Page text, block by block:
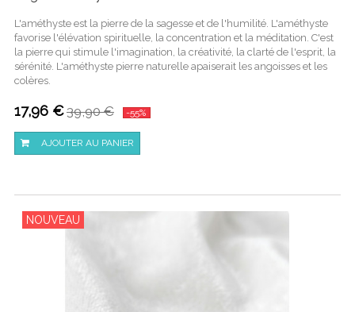
L'améthyste est la pierre de la sagesse et de l'humilité. L'améthyste
favorise l'élévation spirituelle, la concentration et la méditation. C'est
la pierre qui stimule l'imagination, la créativité, la clarté de l'esprit, la
sérénité. L'améthyste pierre naturelle apaiserait les angoisses et les
colères.
17,96 €39,90 € -55%
AJOUTER AU PANIER
NOUVEAU